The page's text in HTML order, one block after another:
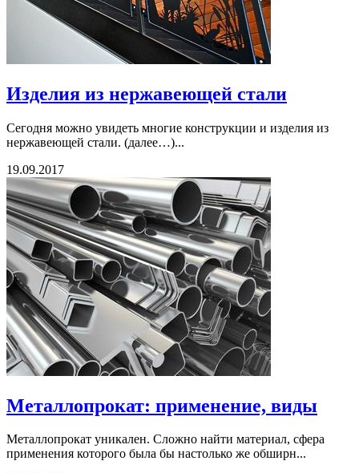
Изделия из нержавеющей стали
Сегодня можно увидеть многие конструкции и изделия из
нержавеющей стали. (далее…)...
19.09.2017
Металлопрокат: применение, виды
Металлопрокат уникален. Сложно найти материал, сфера
применения которого была бы настолько же обширн...